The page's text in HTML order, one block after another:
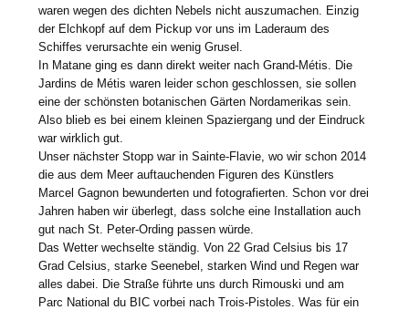
waren wegen des dichten Nebels nicht auszumachen. Einzig
der Elchkopf auf dem Pickup vor uns im Laderaum des
Schiffes verursachte ein wenig Grusel.
In Matane ging es dann direkt weiter nach Grand-Métis. Die
Jardins de Métis waren leider schon geschlossen, sie sollen
eine der schönsten botanischen Gärten Nordamerikas sein.
Also blieb es bei einem kleinen Spaziergang und der Eindruck
war wirklich gut.
Unser nächster Stopp war in Sainte-Flavie, wo wir schon 2014
die aus dem Meer auftauchenden Figuren des Künstlers
Marcel Gagnon bewunderten und fotografierten. Schon vor drei
Jahren haben wir überlegt, dass solche eine Installation auch
gut nach St. Peter-Ording passen würde.
Das Wetter wechselte ständig. Von 22 Grad Celsius bis 17
Grad Celsius, starke Seenebel, starken Wind und Regen war
alles dabei. Die Straße führte uns durch Rimouski und am
Parc National du BIC vorbei nach Trois-Pistoles. Was für ein